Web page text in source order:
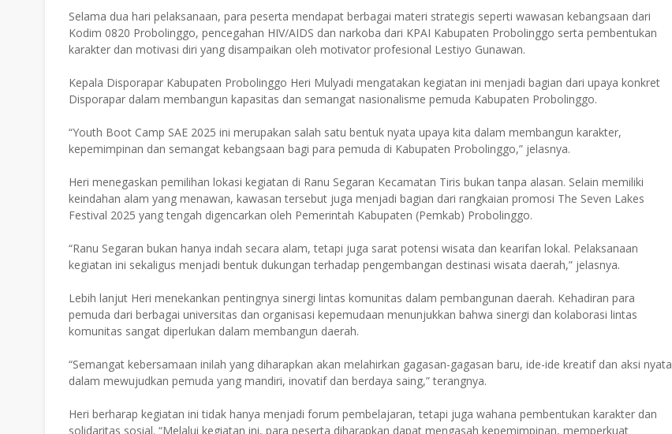
Selama dua hari pelaksanaan, para peserta mendapat berbagai materi strategis seperti wawasan kebangsaan dari
Kodim 0820 Probolinggo, pencegahan HIV/AIDS dan narkoba dari KPAI Kabupaten Probolinggo serta pembentukan
karakter dan motivasi diri yang disampaikan oleh motivator profesional Lestiyo Gunawan.
Kepala Disporapar Kabupaten Probolinggo Heri Mulyadi mengatakan kegiatan ini menjadi bagian dari upaya konkret
Disporapar dalam membangun kapasitas dan semangat nasionalisme pemuda Kabupaten Probolinggo.
“Youth Boot Camp SAE 2025 ini merupakan salah satu bentuk nyata upaya kita dalam membangun karakter,
kepemimpinan dan semangat kebangsaan bagi para pemuda di Kabupaten Probolinggo,” jelasnya.
Heri menegaskan pemilihan lokasi kegiatan di Ranu Segaran Kecamatan Tiris bukan tanpa alasan. Selain memiliki
keindahan alam yang menawan, kawasan tersebut juga menjadi bagian dari rangkaian promosi The Seven Lakes
Festival 2025 yang tengah digencarkan oleh Pemerintah Kabupaten (Pemkab) Probolinggo.
“Ranu Segaran bukan hanya indah secara alam, tetapi juga sarat potensi wisata dan kearifan lokal. Pelaksanaan
kegiatan ini sekaligus menjadi bentuk dukungan terhadap pengembangan destinasi wisata daerah,” jelasnya.
Lebih lanjut Heri menekankan pentingnya sinergi lintas komunitas dalam pembangunan daerah. Kehadiran para
pemuda dari berbagai universitas dan organisasi kepemudaan menunjukkan bahwa sinergi dan kolaborasi lintas
komunitas sangat diperlukan dalam membangun daerah.
“Semangat kebersamaan inilah yang diharapkan akan melahirkan gagasan-gagasan baru, ide-ide kreatif dan aksi nyata
dalam mewujudkan pemuda yang mandiri, inovatif dan berdaya saing,” terangnya.
Heri berharap kegiatan ini tidak hanya menjadi forum pembelajaran, tetapi juga wahana pembentukan karakter dan
solidaritas sosial. “Melalui kegiatan ini, para peserta diharapkan dapat mengasah kepemimpinan, memperkuat